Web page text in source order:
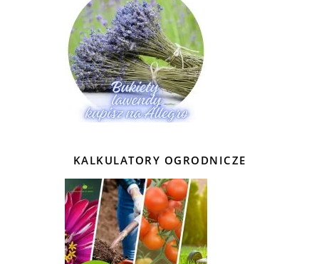
KALKULATORY OGRODNICZE